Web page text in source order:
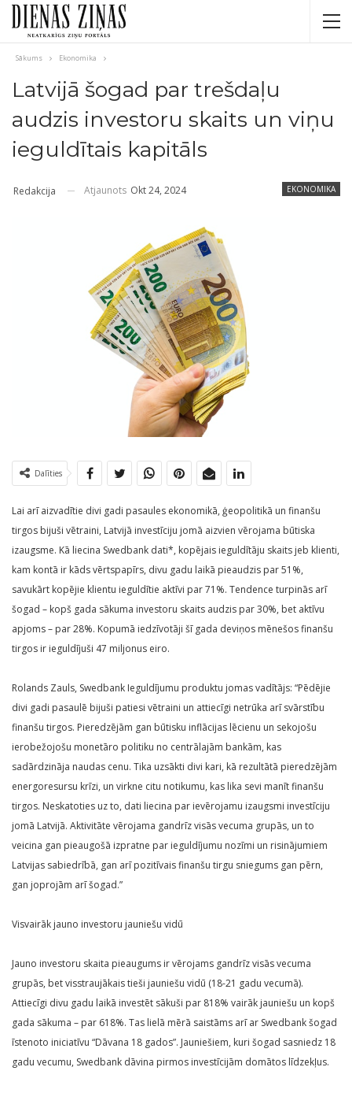
Sākums Ekonomika
Latvijā šogad par trešdaļu
audzis investoru skaits un viņu
ieguldītais kapitāls
EKONOMIKA
Redakcija Atjaunots Okt 24, 2024
Dalīties
Lai arī aizvadītie divi gadi pasaules ekonomikā, ģeopolitikā un finanšu
tirgos bijuši vētraini, Latvijā investīciju jomā aizvien vērojama būtiska
izaugsme. Kā liecina Swedbank dati*, kopējais ieguldītāju skaits jeb klienti,
kam kontā ir kāds vērtspapīrs, divu gadu laikā pieaudzis par 51%,
savukārt kopējie klientu ieguldītie aktīvi par 71%. Tendence turpinās arī
šogad – kopš gada sākuma investoru skaits audzis par 30%, bet aktīvu
apjoms – par 28%. Kopumā iedzīvotāji šī gada deviņos mēnešos finanšu
tirgos ir ieguldījuši 47 miljonus eiro.
Rolands Zauls, Swedbank Ieguldījumu produktu jomas vadītājs: “Pēdējie
divi gadi pasaulē bijuši patiesi vētraini un attiecīgi netrūka arī svārstību
finanšu tirgos. Pieredzējām gan būtisku inflācijas lēcienu un sekojošu
ierobežojošu monetāro politiku no centrālajām bankām, kas
sadārdzināja naudas cenu. Tika uzsākti divi kari, kā rezultātā pieredzējām
energoresursu krīzi, un virkne citu notikumu, kas lika sevi manīt finanšu
tirgos. Neskatoties uz to, dati liecina par ievērojamu izaugsmi investīciju
jomā Latvijā. Aktivitāte vērojama gandrīz visās vecuma grupās, un to
veicina gan pieaugošā izpratne par ieguldījumu nozīmi un risinājumiem
Latvijas sabiedrībā, gan arī pozitīvais finanšu tirgu sniegums gan pērn,
gan joprojām arī šogad.”
Visvairāk jauno investoru jauniešu vidū
Jauno investoru skaita pieaugums ir vērojams gandrīz visās vecuma
grupās, bet visstraujākais tieši jauniešu vidū (18-21 gadu vecumā).
Attiecīgi divu gadu laikā investēt sākuši par 818% vairāk jauniešu un kopš
gada sākuma – par 618%. Tas lielā mērā saistāms arī ar Swedbank šogad
īstenoto iniciatīvu “Dāvana 18 gados”. Jauniešiem, kuri šogad sasniedz 18
gadu vecumu, Swedbank dāvina pirmos investīcijām domātos līdzekļus.